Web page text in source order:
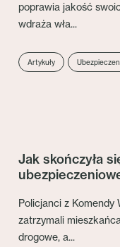
poprawia jakość
wdraża wła...
Artykuły
Jak skończyła
Policjanci z
zatrzymali
drogowe, a...